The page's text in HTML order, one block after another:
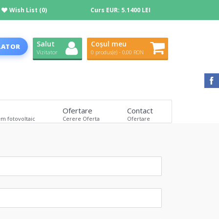
Wish List (0) Curs EUR: 5.1400 LEI
Salut
Vizitator
Coșul meu
0 produs(e) - 0,00 RON
fotovoltaic
Ofertare
Cerere Oferta
Contact
Ofertare